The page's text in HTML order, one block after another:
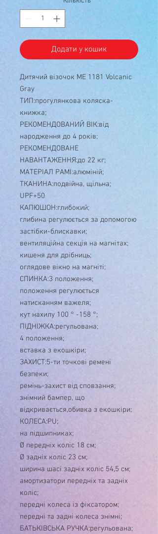
Додати у кошик
Дитячий візочок ME 1181 Volcanic
Gray
ТИП:прогулянкова коляска-
книжка;
РЕКОМЕНДОВАНИЙ ВІК:від
народження до 4 років;
РЕКОМЕНДОВАНЕ
НАВАНТАЖЕННЯ:до 22 кг;
МАТЕРІАЛ РАМІ:алюміній;
ТКАНИНА:подвійна, щільна;
UPF+50
КАПЮШОН:глибокий;
глибина регулюється за допомогою
застібки-блискавки;
вентиляційна секція на магнітах;
кишеня для дрібниць;
оглядове вікно на магніті;
СПИНКА:3 положення;
положення регулюється
натисканням важеля;
кут нахилу 100 ° -158 °;
ПІДНІЖКА:регульована;
4 положення;
вставка з екошкіри;
ЗАХИСТ:5-ти точкові ремені
безпеки;
ремінь-захист від сповзання;
знімний бампер, що
відкривається,обивка з екошкіри;
КОЛЕСА:PU;
на підшипниках;
Ø передніх коліс 18 см;
Ø задніх коліс 23 см;
ширина шасі задніх коліс 54,5 см;
амортизатори передніх та задніх
коліс;
передні колеса із фіксатором;
передні та задні колеса знімні;
БАТЬКІВСЬКА РУЧКА:регульована;